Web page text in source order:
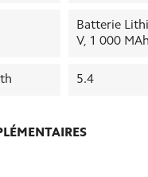
Batterie
V, 1 000 MAh
5.4